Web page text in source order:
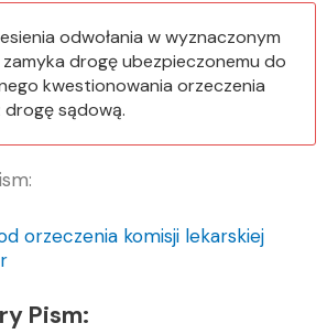
odwołania w wyznaczonym
drogę ubezpieczonemu do
kwestionowania orzeczenia
sądową.
orzeczenia komisji lekarskiej
Pism: